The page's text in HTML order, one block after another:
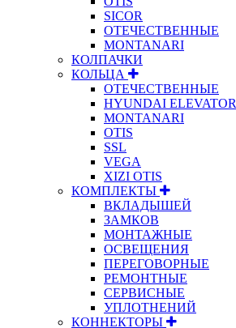
SICOR
ОТЕЧЕСТВЕННЫЕ
MONTANARI
КОЛПАЧКИ
КОЛЬЦА
ОТЕЧЕСТВЕННЫЕ
HYUNDAI ELEVATOR
MONTANARI
OTIS
SSL
VEGA
XIZI OTIS
КОМПЛЕКТЫ
ВКЛАДЫШЕЙ
ЗАМКОВ
МОНТАЖНЫЕ
ОСВЕЩЕНИЯ
ПЕРЕГОВОРНЫЕ
РЕМОНТНЫЕ
СЕРВИСНЫЕ
УПЛОТНЕНИЙ
КОННЕКТОРЫ